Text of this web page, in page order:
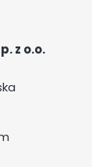
z o.o.